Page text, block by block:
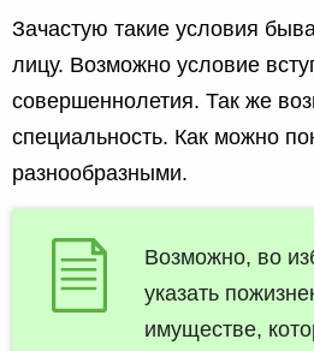
Зачастую такие условия
лицу. Возможно условие
совершеннолетия. Так же
специальность. Как можно
разнообразными.
Возможно, во
указать
имуществе,